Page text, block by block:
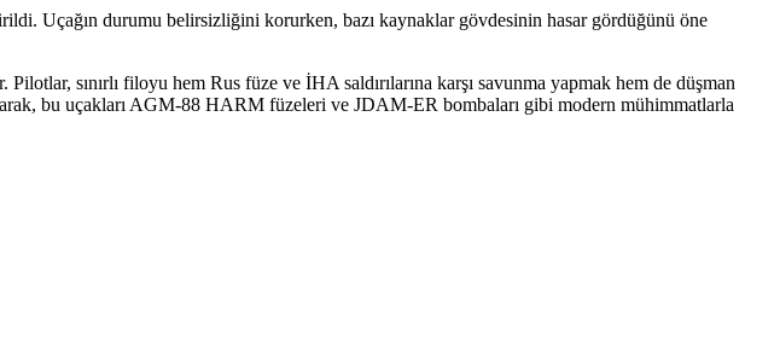
Uçağın durumu belirsizliğini korurken, bazı kaynaklar gövdesinin hasar gördüğünü öne
sınırlı filoyu hem Rus füze ve İHA saldırılarına karşı savunma yapmak hem de düşman
bu uçakları AGM-88 HARM füzeleri ve JDAM-ER bombaları gibi modern mühimmatlarla